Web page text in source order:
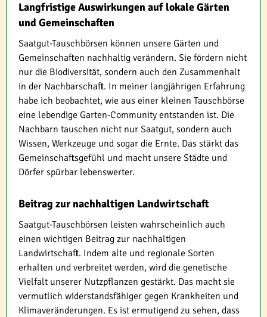
Langfristige Auswirkungen auf lokale Gärten
und Gemeinschaften
Saatgut-Tauschbörsen können unsere Gärten und
Gemeinschaften nachhaltig verändern. Sie fördern nicht
nur die Biodiversität, sondern auch den Zusammenhalt
in der Nachbarschaft. In meiner langjährigen Erfahrung
habe ich beobachtet, wie aus einer kleinen Tauschbörse
eine lebendige Garten-Community entstanden ist. Die
Nachbarn tauschen nicht nur Saatgut, sondern auch
Wissen, Werkzeuge und sogar die Ernte. Das stärkt das
Gemeinschaftsgefühl und macht unsere Städte und
Dörfer spürbar lebenswerter.
Beitrag zur nachhaltigen Landwirtschaft
Saatgut-Tauschbörsen leisten wahrscheinlich auch
einen wichtigen Beitrag zur nachhaltigen
Landwirtschaft. Indem alte und regionale Sorten
erhalten und verbreitet werden, wird die genetische
Vielfalt unserer Nutzpflanzen gestärkt. Das macht sie
vermutlich widerstandsfähiger gegen Krankheiten und
Klimaveränderungen. Es ist ermutigend zu sehen, dass